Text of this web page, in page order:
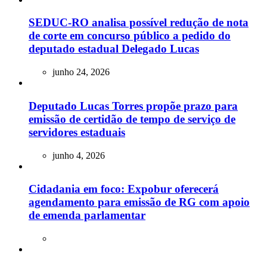
SEDUC-RO analisa possível redução de nota
de corte em concurso público a pedido do
deputado estadual Delegado Lucas
junho 24, 2026
Deputado Lucas Torres propõe prazo para
emissão de certidão de tempo de serviço de
servidores estaduais
junho 4, 2026
Cidadania em foco: Expobur oferecerá
agendamento para emissão de RG com apoio
de emenda parlamentar